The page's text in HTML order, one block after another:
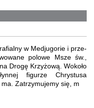
w Medjugorie i prze-
polowe Msze św.,
Drogę Krzyżową. Wokoło
figurze Chrystusa
Zatrzymujemy się, m